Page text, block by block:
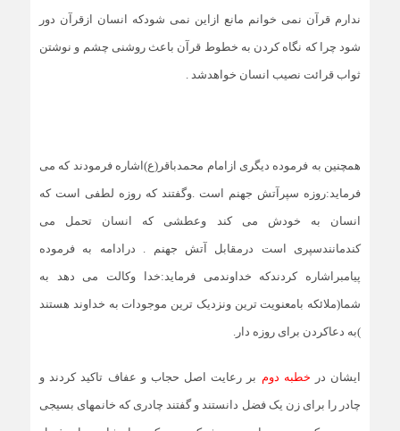
ندارم قرآن نمی خوانم مانع ازاین نمی شودکه انسان ازقرآن دور
شود چرا که نگاه کردن به خطوط قرآن باعث روشنی چشم و نوشتن
ثواب قرائت نصیب انسان خواهدشد .
همچنین به فرموده دیگری ازامام محمدباقر(ع)اشاره فرمودند که می
فرماید:روزه سپرآتش جهنم است .وگفتند که روزه لطفی است که
انسان به خودش می کند وعطشی که انسان تحمل می
کندمانندسپری است درمقابل آتش جهنم . درادامه به فرموده
پیامبراشاره کردندکه خداوندمی فرماید:خدا وکالت می دهد به
شما(ملائکه بامعنویت ترین ونزدیک ترین موجودات به خداوند هستند
)به دعاکردن برای روزه دار.
ایشان در خطبه دوم بر رعایت اصل حجاب و عفاف تاکید کردند و
چادر را برای زن یک فضل دانستند و گفتند چادری که خانمهای بسیجی